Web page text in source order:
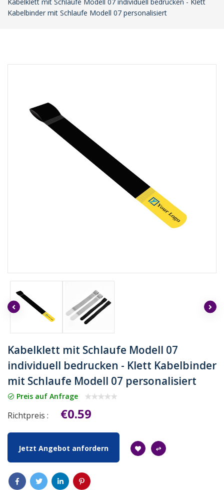
Kabelbinder mit Schlaufe Modell 07 personalisiert
Kabelklett mit Schlaufe Modell 07
individuell bedrucken - Klett Kabelbinder
mit Schlaufe Modell 07 personalisiert
Preis auf Anfrage
Richtpreis : €0.59
Jetzt Angebot anfordern